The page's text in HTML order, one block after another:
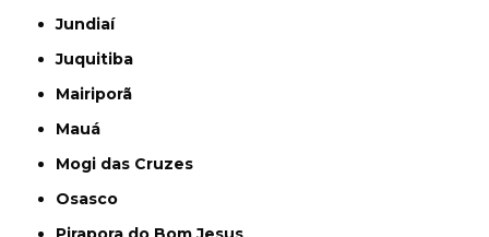
Jundiaí
Juquitiba
Mairiporã
Mauá
Mogi das Cruzes
Osasco